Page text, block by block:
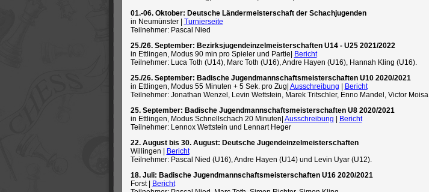
01.-06. Oktober: Deutsche Ländermeisterschaft der Schachjugenden
in Neumünster | Turnierseite
Teilnehmer: Pascal Nied
25./26. September: Bezirksjugendeinzelmeisterschaften U14 - U25 2021/2022
in Ettlingen, Modus 90 min pro Spieler und Partie|
Bericht
Teilnehmer: Luca Toth (U14), Marc Toth (U16), Andre Hayen (U16), Hannah Kling (U16).
25./26. September: Badische Jugendmannschaftsmeisterschaften U10 2020/2021
in Ettlingen, Modus 55 Minuten + 5 Sek. pro Zug| Ausschreibung
Bericht
Teilnehmer: Jonathan Wenzel, Levin Wettstein, Marek Tritschler, Enno Mandel, Victor Moisa
25. September: Badische Jugendmannschaftsmeisterschaften U8 2020/2021
in Ettlingen, Modus Schnellschach 20 Minuten| Ausschreibung
Bericht
Teilnehmer: Lennox Wettstein und Lennart Heger
22. August bis 30. August: Deutsche Jugendeinzelmeisterschaften
Willingen |
Bericht
Teilnehmer: Pascal Nied (U16), Andre Hayen (U14) und Levin Uyar (U12).
18. Juli: Badische Jugendmannschaftsmeisterschaften U16 2020/2021
Forst |
Bericht